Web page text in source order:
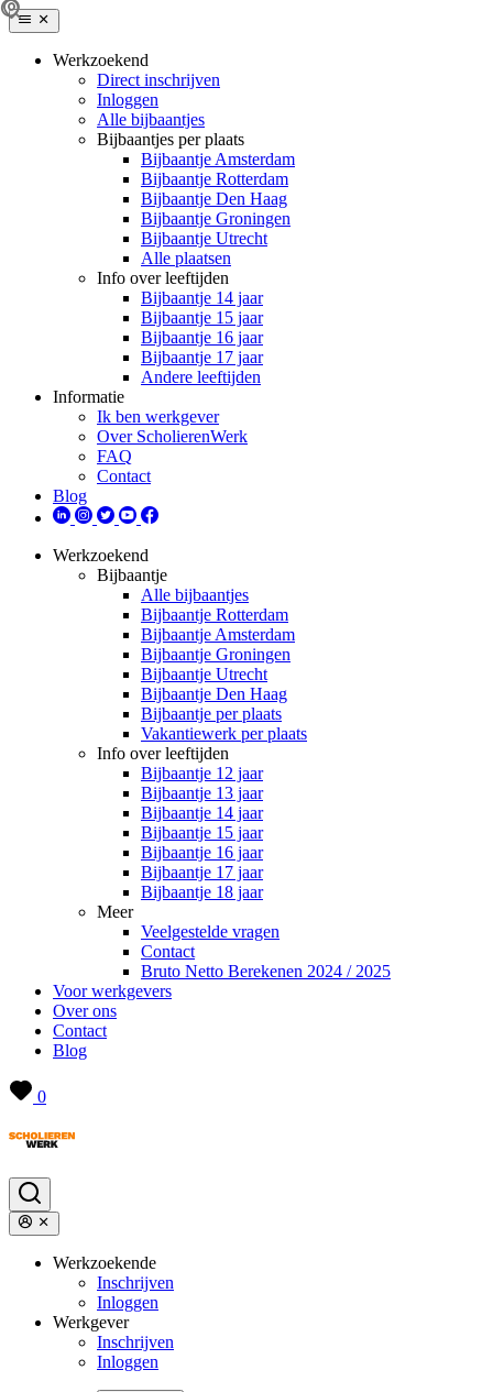
Werkzoekend
Direct inschrijven
Inloggen
Alle bijbaantjes
Bijbaantjes per plaats
Bijbaantje Amsterdam
Bijbaantje Rotterdam
Bijbaantje Den Haag
Bijbaantje Groningen
Bijbaantje Utrecht
Alle plaatsen
Info over leeftijden
Bijbaantje 14 jaar
Bijbaantje 15 jaar
Bijbaantje 16 jaar
Bijbaantje 17 jaar
Andere leeftijden
Informatie
Ik ben werkgever
Over ScholierenWerk
FAQ
Contact
Blog
Werkzoekend
Bijbaantje
Alle bijbaantjes
Bijbaantje Rotterdam
Bijbaantje Amsterdam
Bijbaantje Groningen
Bijbaantje Utrecht
Bijbaantje Den Haag
Bijbaantje per plaats
Vakantiewerk per plaats
Info over leeftijden
Bijbaantje 12 jaar
Bijbaantje 13 jaar
Bijbaantje 14 jaar
Bijbaantje 15 jaar
Bijbaantje 16 jaar
Bijbaantje 17 jaar
Bijbaantje 18 jaar
Meer
Veelgestelde vragen
Contact
Bruto Netto Berekenen 2024 / 2025
Voor werkgevers
Over ons
Contact
Blog
0
Werkzoekende
Inschrijven
Inloggen
Werkgever
Inschrijven
Inloggen